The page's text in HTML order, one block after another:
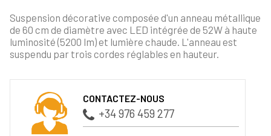
Suspension décorative composée d'un anneau métallique
de 60 cm de diamètre avec LED intégrée de 52W à haute
luminosité (5200 lm) et lumière chaude. L'anneau est
suspendu par trois cordes réglables en hauteur.
CONTACTEZ-NOUS
+34 976 459 277